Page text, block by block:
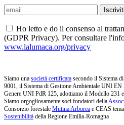
Ho letto e do il consenso al
(GDPR Privacy). Per consultare
www.lalumaca.org/privacy
Siamo una società certificata secondo il Sistema
9001, il Sistema di Gestione Ambientale UNI
Genere UNI PdR 125, adottiamo il Modello 231
Siamo orgogliosamente soci fondatori della
Consorzio forestale Mutina Arborea e CEAS
Sostenibilità della Regione Emilia-Romagna